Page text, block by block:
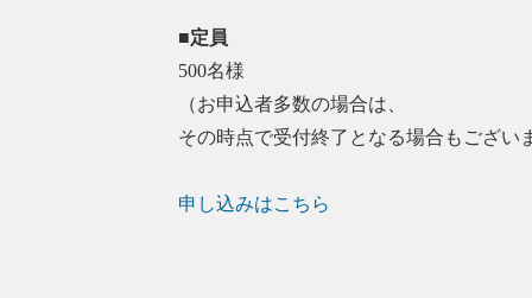
■定員
500名様
（お申込者多数の場合は、
その時点で受付終了となる場合もござい
申し込みはこちら